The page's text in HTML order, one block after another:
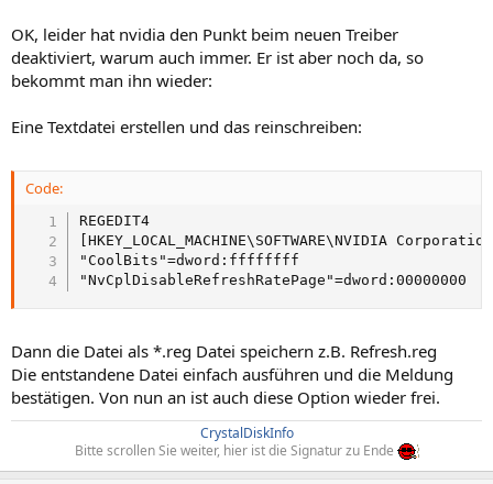
OK, leider hat nvidia den Punkt beim neuen Treiber
deaktiviert, warum auch immer. Er ist aber noch da, so
bekommt man ihn wieder:
Eine Textdatei erstellen und das reinschreiben:
Code:
REGEDIT4
[HKEY_LOCAL_MACHINE\SOFTWARE\NVIDIA
"CoolBits"=dword:ffffffff
"NvCplDisableRefreshRatePage"=dword:00000000
Dann die Datei als *.reg Datei speichern z.B. Refresh.reg
Die entstandene Datei einfach ausführen und die Meldung
bestätigen. Von nun an ist auch diese Option wieder frei.
CrystalDiskInfo
Bitte scrollen Sie weiter, hier ist die Signatur zu Ende